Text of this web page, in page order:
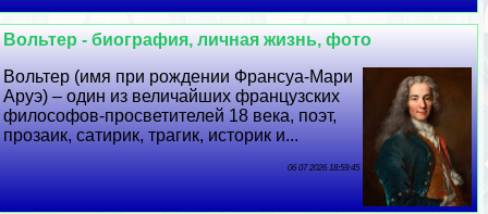
Вольтер - биография, личная жизнь, фото
Вольтер (имя при рождении Франсуа-Мари
Аруэ) – один из величайших французских
философов-просветителей 18 века, поэт,
прозаик, сатирик, трагик, историк и...
06 07 2026 18:59:45